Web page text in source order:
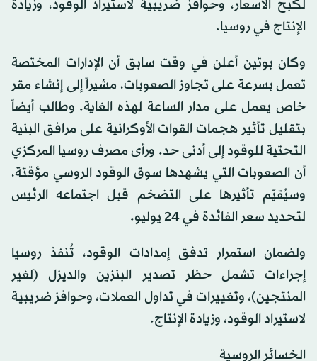
لكبح الأسعار، وحوافز ضريبية لاستيراد الوقود، وزيادة
الإنتاج في روسيا.
وكان بوتين أعلن في وقت سابق أن الإدارات المختصة
تعمل بسرعة على تجاوز الصعوبات، مشيراً إلى إنشاء مقر
خاص يعمل على مدار الساعة لهذه الغاية. وطالب أيضاً
بتقليل تأثير هجمات القوات الأوكرانية على مرافق البنية
التحتية للوقود إلى أدنى حد. ورأى مصرف روسيا المركزي
أن الصعوبات التي يشهدها سوق الوقود الروسي مؤقتة،
وسيُقيّم تأثيرها على التضخم قبل اجتماعه الرئيس
لتحديد سعر الفائدة في 24 يوليو.
ولضمان استمرار تدفق إمدادات الوقود، تُنفذ روسيا
إجراءات تشمل حظر تصدير البنزين والديزل (لغير
المنتجين)، وتغييرات في تداول العملات، وحوافز ضريبية
لاستيراد الوقود، وزيادة الإنتاج.
الخسائر الروسية